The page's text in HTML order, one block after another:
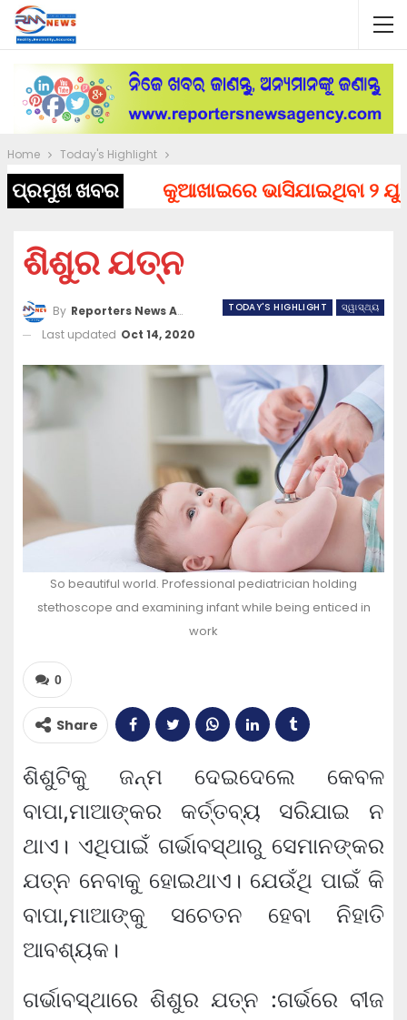
Home Today's Highlight
ପ୍ରମୁଖ ଖବର କୁଆଖାଇରେ ଭାସିଯାଇଥିବା ୨
ଶିଶୁର ଯତ୍ନ
TODAY'S HIGHLIGHT ସ୍ୱାସ୍ଥ୍ୟ
By Reporters News Agency
Last updated Oct 14, 2020
So beautiful world. Professional pediatrician holding
stethoscope and examining infant while being enticed in
work
0
Share
ଶିଶୁଟିକୁ ଜନ୍ମ ଦେଇଦେଲେ କେବଳ
ବାପା,ମାଆଙ୍କର କର୍ତ୍ତବ୍ୟ ସରିଯାଇ ନ
ଥାଏ। ଏଥିପାଇଁ ଗର୍ଭାବସ୍ଥାରୁ ସେମାନଙ୍କର
ଯତ୍ନ ନେବାକୁ ହୋଇଥାଏ। ଯେଉଁଥି ପାଇଁ କି
ବାପା,ମାଆଙ୍କୁ ସଚେତନ ହେବା ନିହାତି
ଆବଶ୍ୟକ।
ଗର୍ଭାବସ୍ଥାରେ ଶିଶୁର ଯତ୍ନ :ଗର୍ଭରେ ବୀଜ